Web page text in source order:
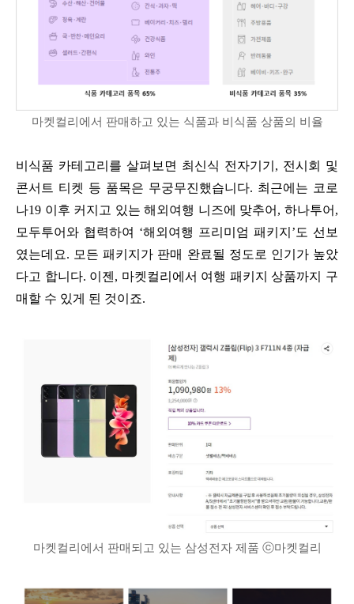
마켓컬리에서 판매하고 있는 식품과 비식품 상품의 비율
비식품 카테고리를 살펴보면 최신식 전자기기, 전시회 및
콘서트 티켓 등 품목은 무궁무진했습니다. 최근에는 코로
나19 이후 커지고 있는 해외여행 니즈에 맞추어, 하나투어,
모두투어와 협력하여 ‘해외여행 프리미엄 패키지’도 선보
였는데요. 모든 패키지가 판매 완료될 정도로 인기가 높았
다고 합니다. 이젠, 마켓컬리에서 여행 패키지 상품까지 구
매할 수 있게 된 것이죠.
마켓컬리에서 판매되고 있는 삼성전자 제품 ⓒ마켓컬리